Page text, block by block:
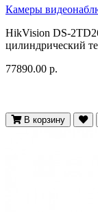
Камеры
HikVision DS-
цилиндрический
77890.00 р.
В корзину